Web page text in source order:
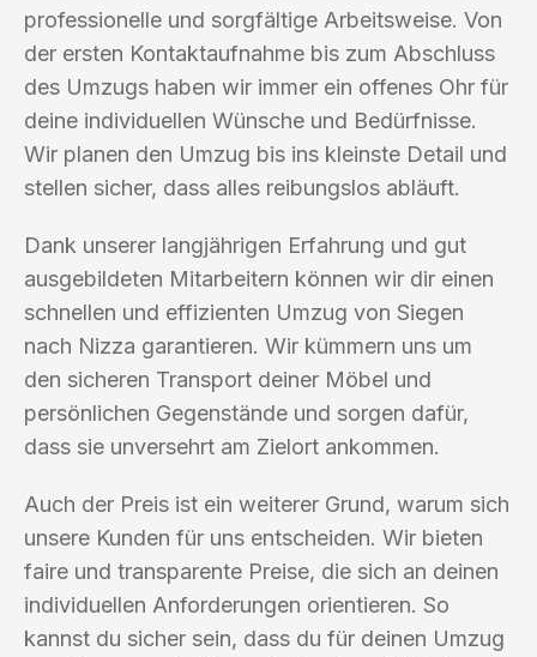
professionelle und sorgfältige Arbeitsweise. Von
der ersten Kontaktaufnahme bis zum Abschluss
des Umzugs haben wir immer ein offenes Ohr für
deine individuellen Wünsche und Bedürfnisse.
Wir planen den Umzug bis ins kleinste Detail und
stellen sicher, dass alles reibungslos abläuft.
Dank unserer langjährigen Erfahrung und gut
ausgebildeten Mitarbeitern können wir dir einen
schnellen und effizienten Umzug von Siegen
nach Nizza garantieren. Wir kümmern uns um
den sicheren Transport deiner Möbel und
persönlichen Gegenstände und sorgen dafür,
dass sie unversehrt am Zielort ankommen.
Auch der Preis ist ein weiterer Grund, warum sich
unsere Kunden für uns entscheiden. Wir bieten
faire und transparente Preise, die sich an deinen
individuellen Anforderungen orientieren. So
kannst du sicher sein, dass du für deinen Umzug